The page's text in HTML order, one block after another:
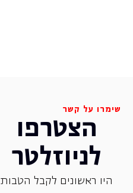
שימרו על קשר
הצטרפו
לניוזלטר
היו ראשונים לקבל הטבות